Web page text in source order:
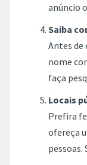
anúncio
Saiba
Antes de
nome
faça
Locais
Prefira
ofereça
pessoas.